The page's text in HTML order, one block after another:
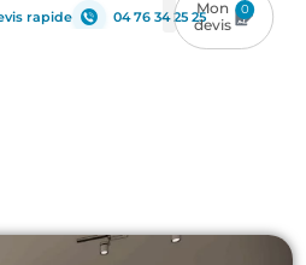
rapide 04 76 34 25 25 0